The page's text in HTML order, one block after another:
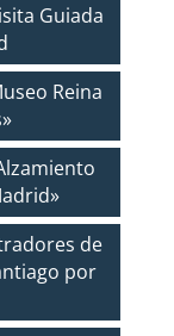
Guiada
Reina
de
por